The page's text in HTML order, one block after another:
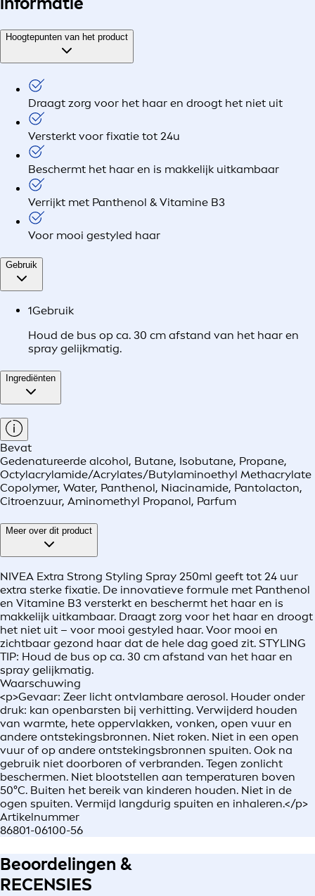
Hoogtepunten van het product
Draagt zorg voor het haar en droogt het niet uit
Versterkt voor fixatie tot 24u
Beschermt het haar en is makkelijk uitkambaar
Verrijkt met Panthenol & Vitamine B3
Voor mooi gestyled haar
Gebruik
1Gebruik
Houd de bus op ca. 30 cm afstand van het haar en
spray gelijkmatig.
Ingrediënten
Bevat
Gedenatureerde alcohol, Butane, Isobutane, Propane,
Octylacrylamide/Acrylates/Butylaminoethyl Methacrylate
Copolymer, Water, Panthenol, Niacinamide, Pantolacton,
Citroenzuur, Aminomethyl Propanol, Parfum
Meer over dit product
NIVEA Extra Strong Styling Spray 250ml geeft tot 24 uur
extra sterke fixatie. De innovatieve formule met Panthenol
en Vitamine B3 versterkt en beschermt het haar en is
makkelijk uitkambaar. Draagt zorg voor het haar en droogt
het niet uit – voor mooi gestyled haar. Voor mooi en
zichtbaar gezond haar dat de hele dag goed zit. STYLING
TIP: Houd de bus op ca. 30 cm afstand van het haar en
spray gelijkmatig.
Waarschuwing
<p>Gevaar: Zeer licht ontvlambare aerosol. Houder onder
druk: kan openbarsten bij verhitting. Verwijderd houden
van warmte, hete oppervlakken, vonken, open vuur en
andere ontstekingsbronnen. Niet roken. Niet in een open
vuur of op andere ontstekingsbronnen spuiten. Ook na
gebruik niet doorboren of verbranden. Tegen zonlicht
beschermen. Niet blootstellen aan temperaturen boven
50°C. Buiten het bereik van kinderen houden. Niet in de
ogen spuiten. Vermijd langdurig spuiten en inhaleren.</p>
Artikelnummer
86801-06100-56
Beoordelingen &
RECENSIES